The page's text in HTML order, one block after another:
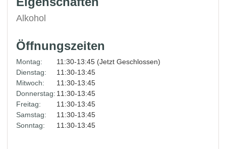
Alkohol
Öffnungszeiten
Montag:
11:30-13:45 (Jetzt Geschlossen)
Dienstag:
11:30-13:45
Mitwoch:
11:30-13:45
Donnerstag: 11:30-13:45
Freitag:
11:30-13:45
Samstag:
11:30-13:45
Sonntag:
11:30-13:45